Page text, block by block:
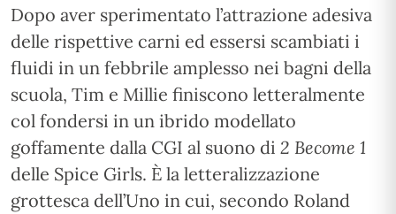
Dopo aver sperimentato l’attrazione adesiva
delle rispettive carni ed essersi scambiati i
fluidi in un febbrile amplesso nei bagni della
scuola, Tim e Millie finiscono letteralmente
col fondersi in un ibrido modellato
goffamente dalla CGI al suono di 2 Become 1
delle Spice Girls. È la letteralizzazione
grottesca dell’Uno in cui, secondo Roland